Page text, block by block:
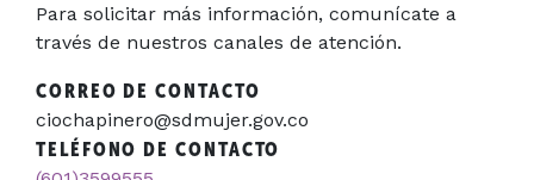
Para solicitar más información, comunícate a
través de nuestros canales de atención.
CORREO DE CONTACTO
ciochapinero@sdmujer.gov.co
TELÉFONO DE CONTACTO